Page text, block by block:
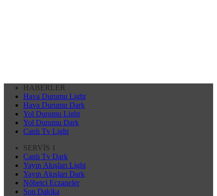
HABERLER
Hava Durumu Light
Hava Durumu Dark
Yol Durumu Light
Yol Durumu Dark
Canlı Tv Light
SERVİS 1
Canlı Tv Dark
Yayın Akışları Light
Yayın Akışları Dark
Nöbetçi Eczaneler
Son Dakika